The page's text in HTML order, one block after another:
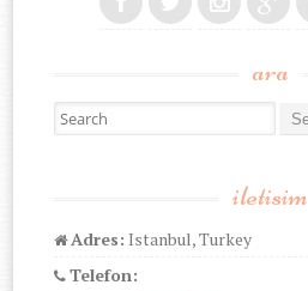
ara
Search for:
iletisim
Adres: Istanbul, Turkey
Telefon: